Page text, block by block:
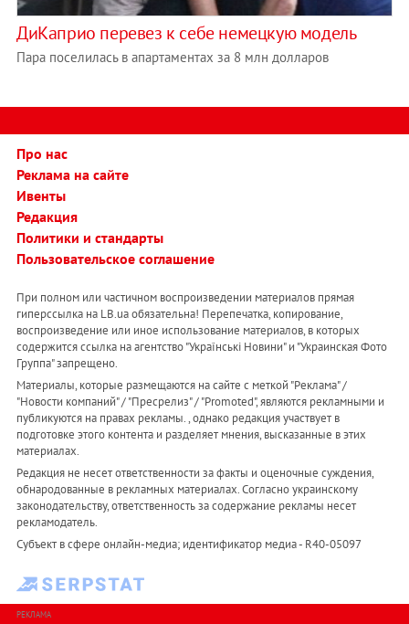
ДиКаприо перевез к себе немецкую модель
Пара поселилась в апартаментах за 8 млн долларов
Про нас
Реклама на сайте
Ивенты
Редакция
Политики и стандарты
Пользовательское соглашение
При полном или частичном воспроизведении материалов прямая
гиперссылка на LB.ua обязательна! Перепечатка, копирование,
воспроизведение или иное использование материалов, в которых
содержится ссылка на агентство "Українськi Новини" и "Украинская Фото
Группа" запрещено.
Материалы, которые размещаются на сайте с меткой "Реклама" /
"Новости компаний" / "Пресрелиз" / "Promoted", являются рекламными и
публикуются на правах рекламы. , однако редакция участвует в
подготовке этого контента и разделяет мнения, высказанные в этих
материалах.
Редакция не несет ответственности за факты и оценочные суждения,
обнародованные в рекламных материалах. Согласно украинскому
законодательству, ответственность за содержание рекламы несет
рекламодатель.
Субъект в сфере онлайн-медиа; идентификатор медиа - R40-05097
РЕКЛАМА